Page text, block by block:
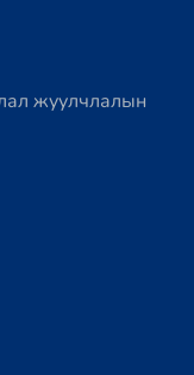
жуулчлалын